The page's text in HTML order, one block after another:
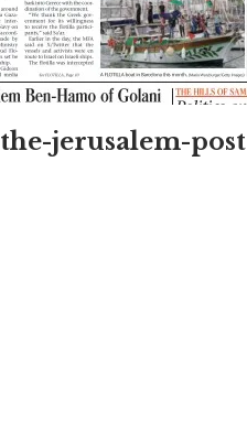
jerusalem-post